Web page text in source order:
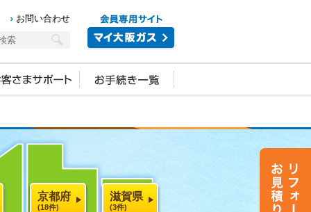
お問い合わせ
京都府
(18件)
滋賀県
(3件)